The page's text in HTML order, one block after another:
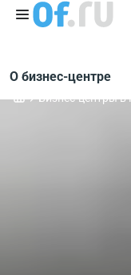
О бизнес-центре
Бизнес-центры в